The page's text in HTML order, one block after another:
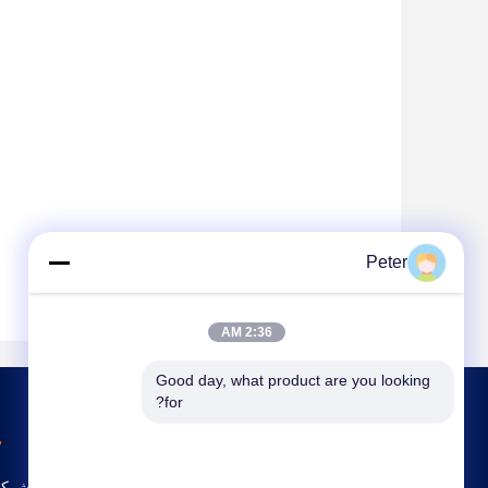
Peter
2:36 AM
Good day, what product are you looking
for?